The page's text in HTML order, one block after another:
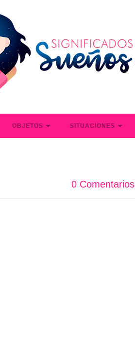
OBJETOS SITUACIONES
0 Comentarios